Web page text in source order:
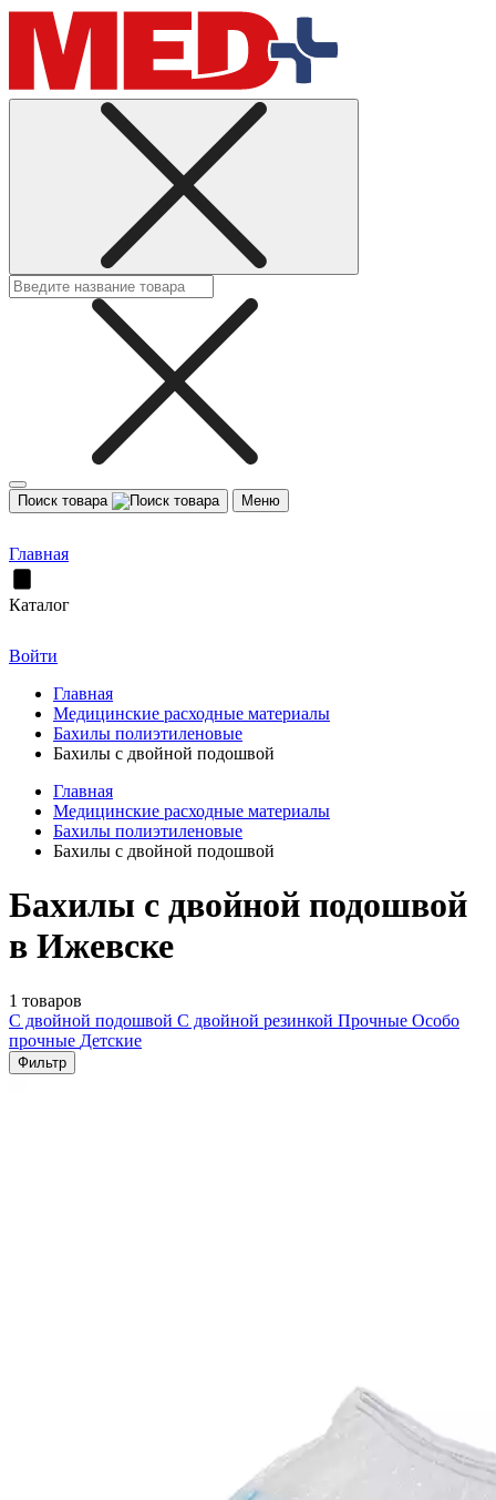
Поиск товара Меню
Главная
Каталог
Войти
Главная
Медицинские расходные материалы
Бахилы полиэтиленовые
Бахилы с двойной подошвой
Главная
Медицинские расходные материалы
Бахилы полиэтиленовые
Бахилы с двойной подошвой
Бахилы с двойной подошвой
в Ижевске
1 товаров
С двойной подошвой С двойной резинкой Прочные Особо
прочные Детские
Фильтр